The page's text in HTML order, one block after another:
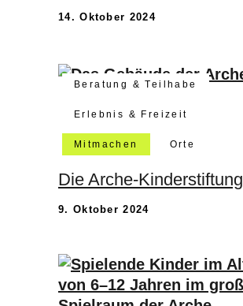
14. Oktober 2024
Beratung & Teilhabe
Erlebnis & Freizeit
Mitmachen Orte
Die Arche-Kinderstiftung
9. Oktober 2024